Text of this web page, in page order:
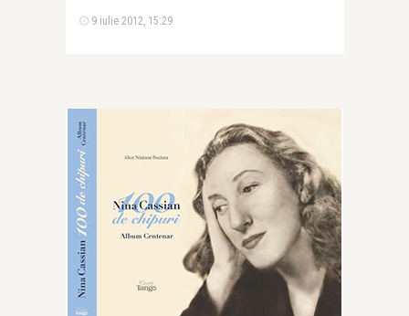
9 iulie 2012, 15:29